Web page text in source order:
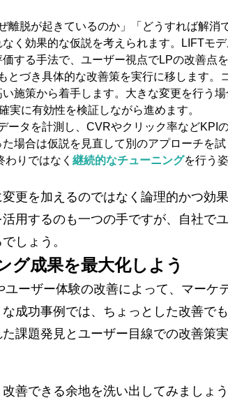
離脱が起きているのか」「どうすれば解消
く効果的な仮説を考えられます。LIFTモ
する手法で、ユーザー視点でLPの改善点
とづき具体的な改善策を実行に移します
施策から着手します。大きな変更を行う
実に有効性を検証しながら進めます。
ータを計測し、CVRやクリック率などKPI
場合は仮説を見直して別のアプローチを
りではなく 継続的なチューニングを行う
更を加えるのではなく論理的かつ効
用するのも一つの手ですが、自社で
しょう。
グ成果を最大化しよう
ユーザー体験の改善によって、マーケ
成功事例では、ちょっとした改善で
課題発見とユーザー目線での改善策
善できる余地を洗い出してみましょ